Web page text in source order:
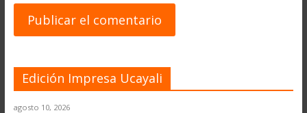
Edición Impresa Ucayali
agosto 10, 2026